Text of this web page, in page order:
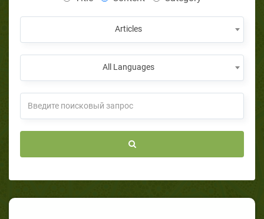
Articles
All Languages